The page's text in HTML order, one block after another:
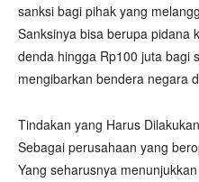
sanksi bagi pihak yang
Sanksinya bisa berupa pidana
denda hingga Rp100 juta bagi
mengibarkan bendera negara
Tindakan yang Harus Dilakukan
Sebagai perusahaan yang
Yang seharusnya